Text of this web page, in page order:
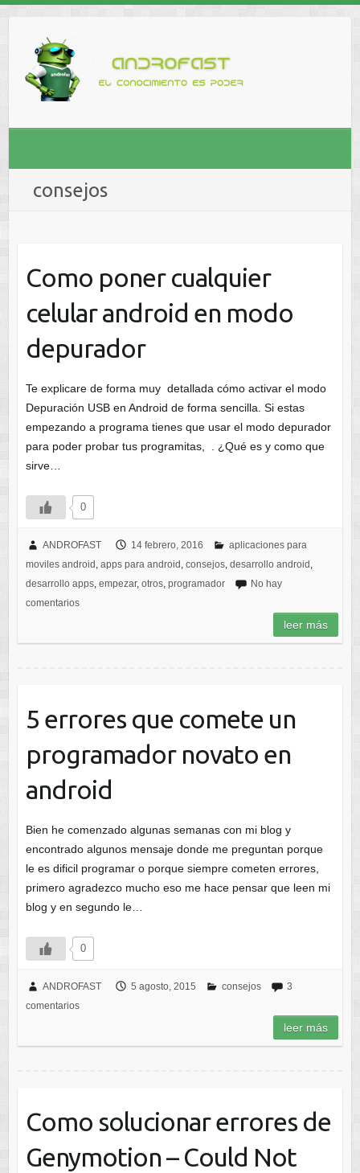
consejos
Como poner cualquier
celular android en modo
depurador
Te explicare de forma muy detallada cómo activar el modo
Depuración USB en Android de forma sencilla. Si estas
empezando a programa tienes que usar el modo depurador
para poder probar tus programitas, . ¿Qué es y como que
sirve…
0
ANDROFAST 14 febrero, 2016
aplicaciones para
moviles android , apps para android , consejos, desarrollo android ,
desarrollo apps, empezar, otros, programador
No hay
comentarios
leer más
5 errores que comete un
programador novato en
android
Bien he comenzado algunas semanas con mi blog y
encontrado algunos mensaje donde me preguntan porque
le es dificil programar o porque siempre cometen errores,
primero agradezco mucho eso me hace pensar que leen mi
blog y en segundo le…
0
ANDROFAST 5 agosto, 2015 consejos
3
comentarios
leer más
Como solucionar errores de
Genymotion – Could Not